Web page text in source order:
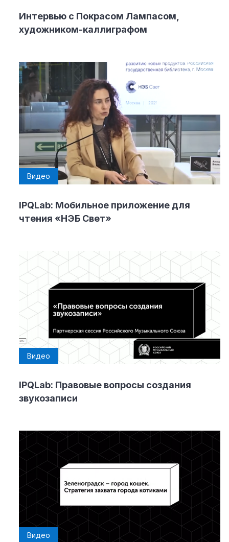
Интервью с Покрасом Лампасом,
художником-каллиграфом
Видео
IPQLab: Мобильное приложение для
чтения «НЭБ Свет»
Видео
IPQLab: Правовые вопросы создания
звукозаписи
Видео